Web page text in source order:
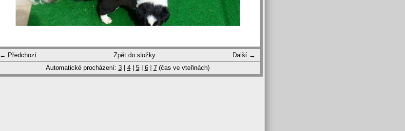
← Předchozí Další →
Zpět do složky
Automatické procházení: 3| 4| 5| 6| 7(čas ve vteřinách)